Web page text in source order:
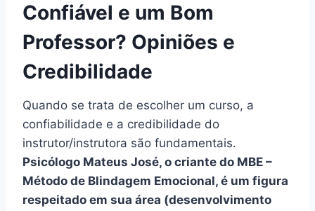
Confiável e um Bom
Professor? Opiniões e
Credibilidade
Quando se trata de escolher um curso, a
confiabilidade e a credibilidade do
instrutor/instrutora são fundamentais.
Psicólogo Mateus José, o criante do MBE –
Método de Blindagem Emocional, é um figura
respeitado em sua área (desenvolvimento